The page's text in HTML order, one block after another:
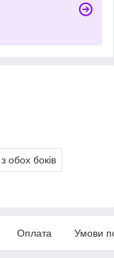
обох боків
Оплата Умови